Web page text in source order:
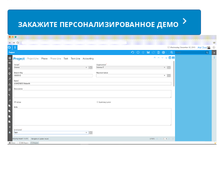
ЗАКАЖИТЕ ПЕРСОНАЛИЗИРОВАННОЕ ДЕМО keyboard_arrow_right